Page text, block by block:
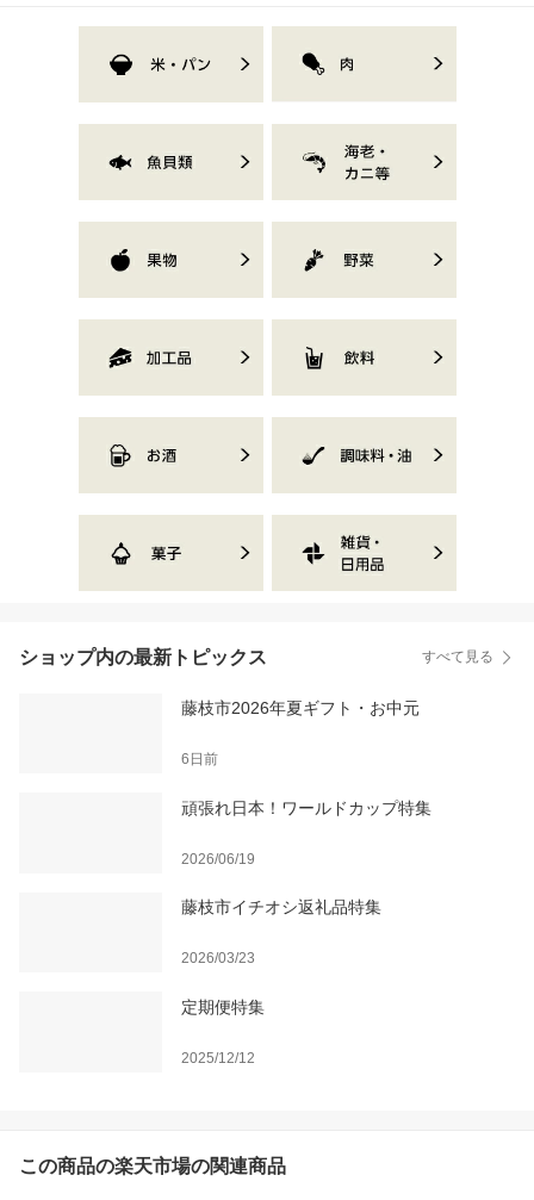
ショップ内の最新トピックス すべて見る
藤枝市2026年夏ギフト・お中元
6日前
頑張れ日本！ワールドカップ特集
2026/06/19
藤枝市イチオシ返礼品特集
2026/03/23
定期便特集
2025/12/12
この商品の楽天市場の関連商品